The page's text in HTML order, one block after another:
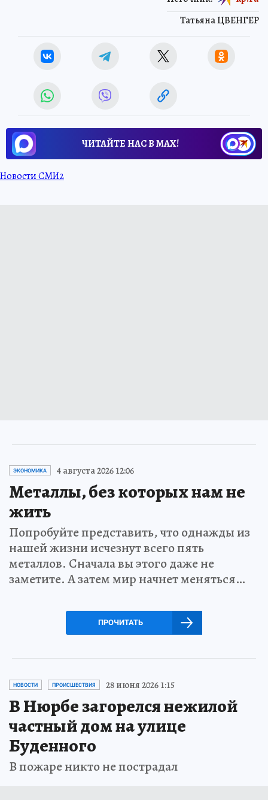
Татьяна ЦВЕНГЕР
ЧИТАЙТЕ НАС В МАХ!
Новости СМИ2
ЭКОНОМИКА 4 августа 2026 12:06
Металлы, без которых нам не
жить
Попробуйте представить, что однажды из
нашей жизни исчезнут всего пять
металлов. Сначала вы этого даже не
заметите. А затем мир начнет меняться…
ПРОЧИТАТЬ
НОВОСТИ ПРОИСШЕСТВИЯ 28 июня 2026 1:15
В Нюрбе загорелся нежилой
частный дом на улице
Буденного
В пожаре никто не пострадал